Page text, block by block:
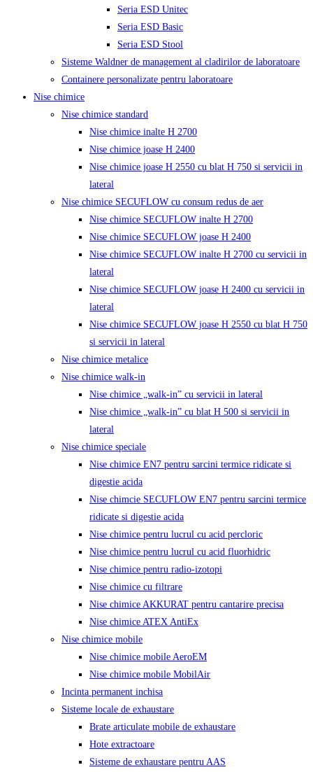
Seria ESD Unitec
Seria ESD Basic
Seria ESD Stool
Sisteme Waldner de management al cladirilor de laboratoare
Containere personalizate pentru laboratoare
Nise chimice
Nise chimice standard
Nise chimice inalte H 2700
Nise chimice joase H 2400
Nise chimice joase H 2550 cu blat H 750 si servicii in
lateral
Nise chimice SECUFLOW cu consum redus de aer
Nise chimice SECUFLOW inalte H 2700
Nise chimice SECUFLOW joase H 2400
Nise chimice SECUFLOW inalte H 2700 cu servicii in
lateral
Nise chimice SECUFLOW joase H 2400 cu servicii in
lateral
Nise chimice SECUFLOW joase H 2550 cu blat H 750
si servicii in lateral
Nise chimice metalice
Nise chimice walk-in
Nise chimice „walk-in” cu servicii in lateral
Nise chimice „walk-in” cu blat H 500 si servicii in
lateral
Nise chimice speciale
Nise chimice EN7 pentru sarcini termice ridicate si
digestie acida
Nise chimcie SECUFLOW EN7 pentru sarcini termice
ridicate si digestie acida
Nise chimice pentru lucrul cu acid percloric
Nise chimice pentru lucrul cu acid fluorhidric
Nise chimice pentru radio-izotopi
Nise chimice cu filtrare
Nise chimice AKKURAT pentru cantarire precisa
Nise chimice ATEX AntiEx
Nise chimice mobile
Nise chimice mobile AeroEM
Nise chimice mobile MobilAir
Incinta permanent inchisa
Sisteme locale de exhaustare
Brate articulate mobile de exhaustare
Hote extractoare
Sisteme de exhaustare pentru AAS